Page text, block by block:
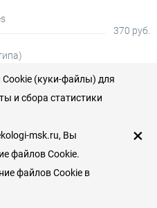
370 руб.
(16-
3 000 руб.
(куки-файлы) для
и сбора статистики
msk.ru, Вы
файлов Cookie.
файлов Cookie в
×